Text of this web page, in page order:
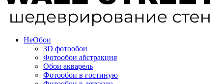
НеОбои
3D фотообои
Фотообои абстракция
Обои акварель
Фотообои в гостиную